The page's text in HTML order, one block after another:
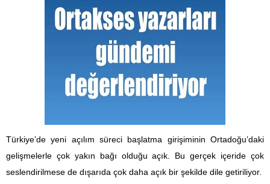
Türkiye’de yeni açılım süreci başlatma girişiminin Ortadoğu’daki
gelişmelerle çok yakın bağı olduğu açık. Bu gerçek içeride çok
seslendirilmese de dışarıda çok daha açık bir şekilde dile getiriliyor.